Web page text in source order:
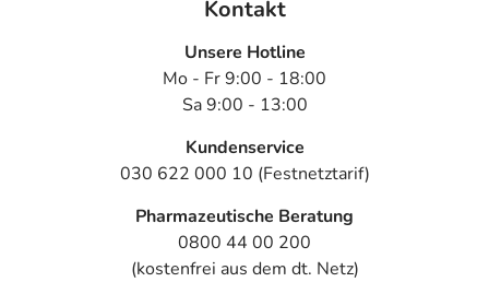
Kontakt
Unsere Hotline
Mo - Fr 9:00 - 18:00
Sa 9:00 - 13:00
Kundenservice
030 622 000 10 (Festnetztarif)
Pharmazeutische Beratung
0800 44 00 200
(kostenfrei aus dem dt. Netz)